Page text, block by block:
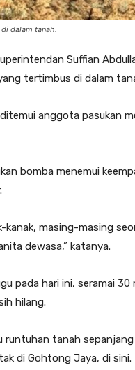
dalam tanah.
Suffian
tertimbus di dalam
anggota pasukan
bomba menemui
masing-masing
dewasa,” katanya.
pada hari ini, seramai
hilang.
runtuhan tanah
di Gohtong Jaya, di sini.